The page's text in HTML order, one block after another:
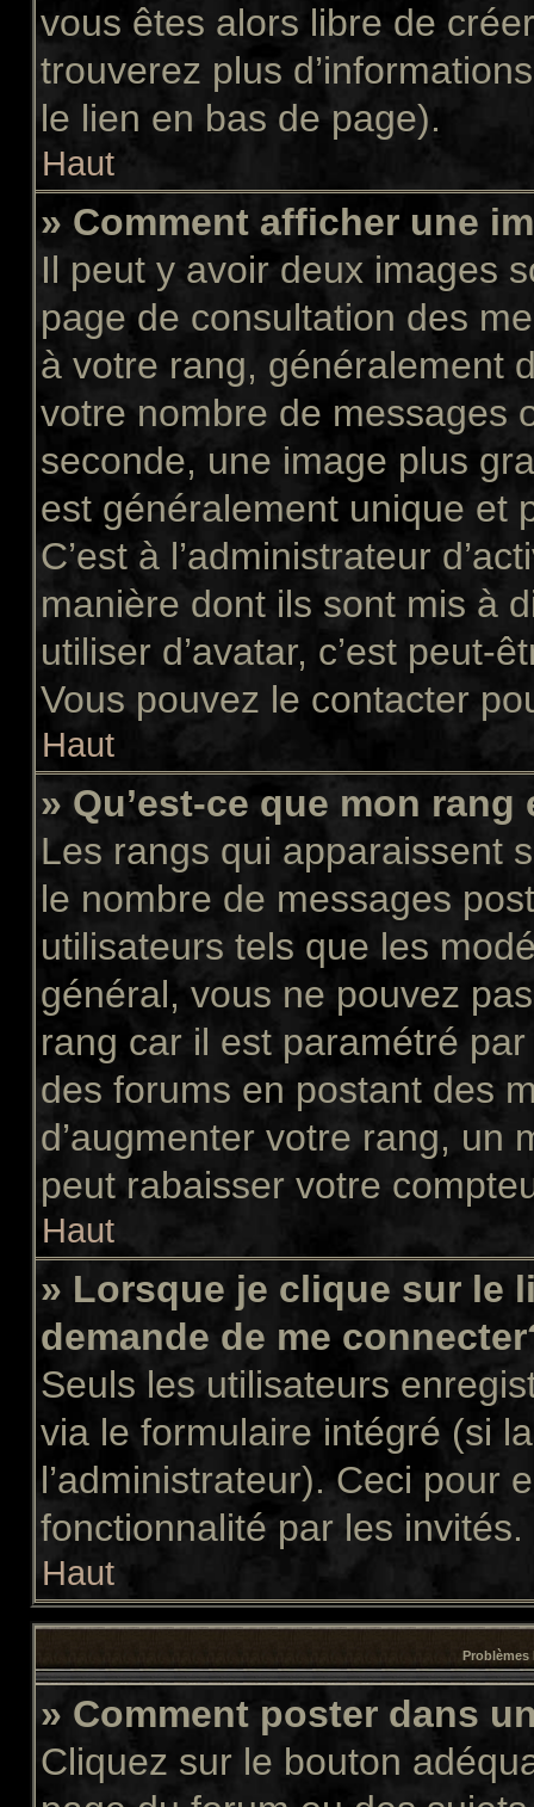
vous êtes alors libre de
trouverez plus
le lien en bas de page).
Haut
» Comment afficher une
Il peut y avoir deux images
page de consultation des
à votre rang, généralement
votre nombre de messages
seconde, une image plus
est généralement unique et
C’est à l’administrateur
manière dont ils sont mis à
utiliser d’avatar, c’est peut-
Vous pouvez le contacter
Haut
» Qu’est-ce que mon
Les rangs qui apparaissent
le nombre de messages
utilisateurs tels que les
général, vous ne pouvez
rang car il est paramétré
des forums en postant des
d’augmenter votre rang, un
peut rabaisser votre
Haut
» Lorsque je clique sur le
demande de me
Seuls les utilisateurs
via le formulaire intégré (si
l’administrateur). Ceci pour
fonctionnalité par les invités.
Haut
Problèmes
» Comment poster dans
Cliquez sur le bouton